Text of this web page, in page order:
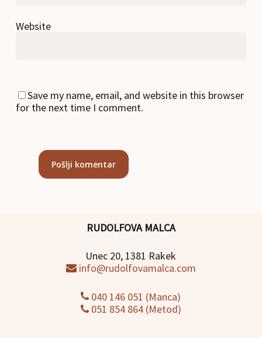
Website
Save my name, email, and website in this browser
for the next time I comment.
RUDOLFOVA MALCA
Unec 20, 1381 Rakek
info@rudolfovamalca.com
040 146 051 (Manca)
051 854 864 (Metod)